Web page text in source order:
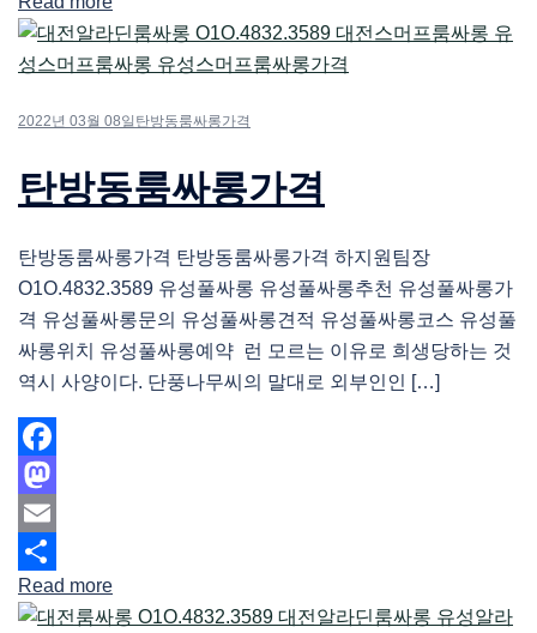
Share
2022년 03월 08일 탄방동룸싸롱가격
탄방동룸싸롱가격
탄방동룸싸롱가격 탄방동룸싸롱가격 하지원팀장
O1O.4832.3589 유성풀싸롱 유성풀싸롱추천 유성풀싸롱가
격 유성풀싸롱문의 유성풀싸롱견적 유성풀싸롱코스 유성풀
싸롱위치 유성풀싸롱예약 런 모르는 이유로 희생당하는 것
역시 사양이다. 단풍나무씨의 말대로 외부인인 […]
Facebook
Mastodon
Email
Share
Read more